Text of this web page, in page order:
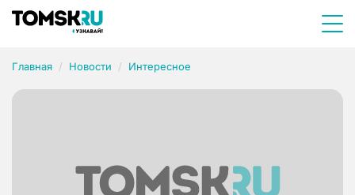
Главная Новости Интересное